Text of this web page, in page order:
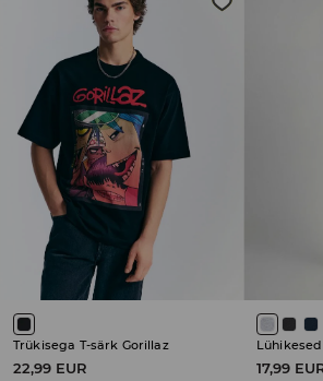
Trükisega T-särk Gorillaz
22,99 EUR 17,99